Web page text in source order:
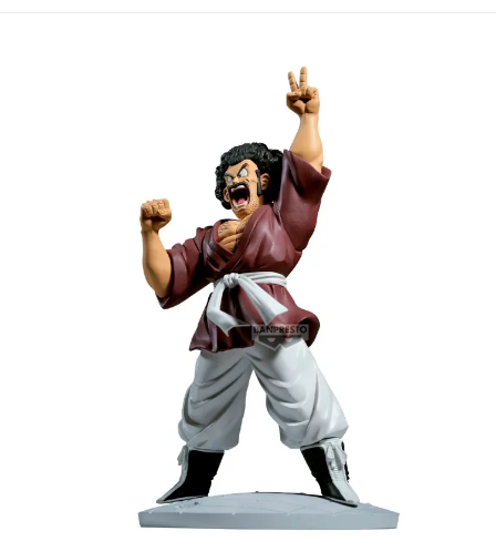
帳／街口支付／iPASS MONEY」等通路繳費。
1.本服務係由「台灣大哥大股份有限公司」（以下簡稱本公司）所提供，讓
用戶於交易時，得透過本服務購買商品或服務，並由商店將買賣／分期付款
買賣價金債權讓與本公司後，依約使用本公司帳單繳交帳款。
2.基於同意付款使用「大哥付你分期」之契約關係目的，商店將以您的個人
資料（包含姓名、電話或地址）提供予台灣大哥大進項蒐集、處理及利用，
由本公司與您本人進行分期帳單所需資料之確認、核對及更正。
3.完整用戶服務條款，請詳閱以下連結： https://oppay.tw/userRule
每筆NT$90，滿NT$3,000(含以上)免運費
每筆NT$90，滿NT$3,000(含以上)免運費
每筆NT$120，滿NT$3,000(含以上)免運費
預購-宅配(離島)(舊)
每筆NT$160，滿NT$3,000(含以上)免運費
東海門市自取，需自備購物袋取貨唷。